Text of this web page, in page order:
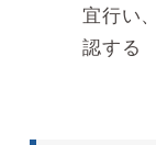
宜行い
認する